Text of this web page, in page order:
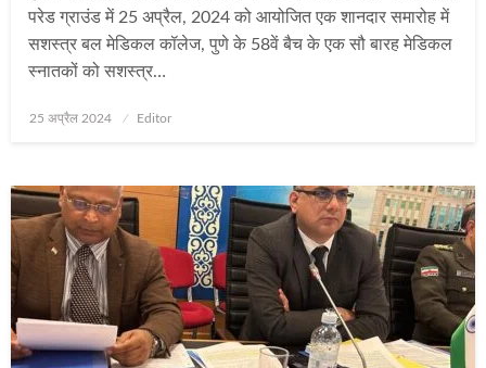
परेड ग्राउंड में 25 अप्रैल, 2024 को आयोजित एक शानदार समारोह में
सशस्त्र बल मेडिकल कॉलेज, पुणे के 58वें बैच के एक सौ बारह मेडिकल
स्नातकों को सशस्त्र…
Posted
25 अप्रैल 2024 Editor